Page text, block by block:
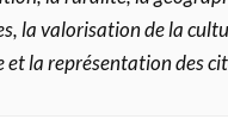
la valorisation de la
et la représentation des